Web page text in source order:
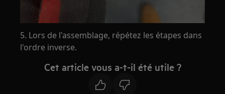
5. Lors de l'assemblage, répétez les étapes dans
l'ordre inverse.
Cet article vous a-t-il été utile ?